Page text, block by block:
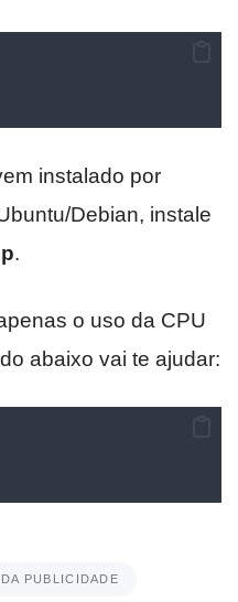
instalado por
Debian, instale
.
o uso da CPU
abaixo vai te ajudar:
PUBLICIDADE